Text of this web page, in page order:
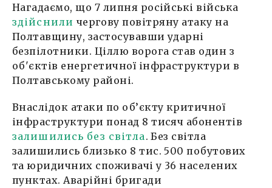
Нагадаємо, що 7 липня російські війська
здійснили чергову повітряну атаку на
Полтавщину, застосувавши ударні
безпілотники. Ціллю ворога став один з
об'єктів енергетичної інфраструктури в
Полтавському районі.
Внаслідок атаки по об’єкту критичної
інфраструктури понад 8 тисяч абонентів
залишились без світла. Без світла
залишились близько 8 тис. 500 побутових
та юридичних споживачі у 36 населених
пунктах. Аварійні бригади